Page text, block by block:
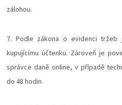
zálohou.
7. Podle zákona o evidenci tržeb
kupujícímu účtenku. Zároveň je
správce daně online, v případě
do 48 hodin